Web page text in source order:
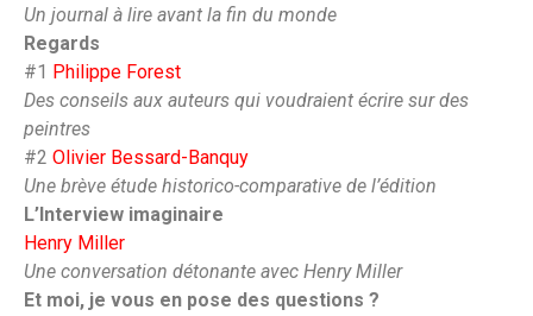
Un journal à lire avant la fin du monde
Regards
#1 Philippe Forest
Des conseils aux auteurs qui voudraient écrire sur des
peintres
#2 Olivier Bessard-Banquy
Une brève étude historico-comparative de l’édition
L’Interview imaginaire
Henry Miller
Une conversation détonante avec Henry Miller
Et moi, je vous en pose des questions ?